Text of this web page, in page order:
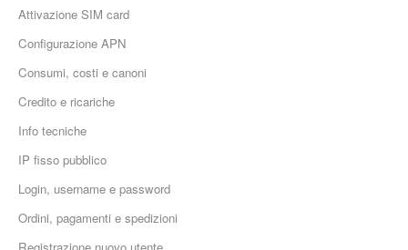
Attivazione SIM card
Configurazione APN
Consumi, costi e canoni
Credito e ricariche
Info tecniche
IP fisso pubblico
Login, username e password
Ordini, pagamenti e spedizioni